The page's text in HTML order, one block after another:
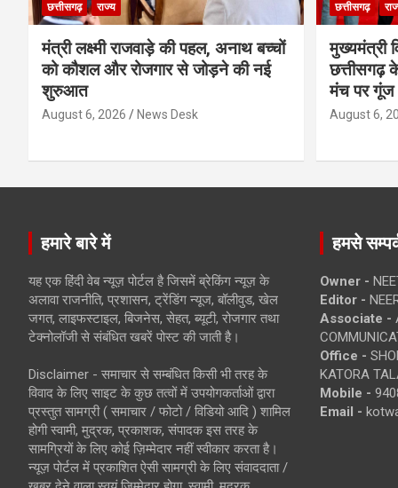
छत्तीसगढ़ राज्य
मंत्री लक्ष्मी राजवाड़े की पहल, अनाथ बच्चों
को कौशल और रोजगार से जोड़ने की नई
शुरुआत
August 6, 2026 News Desk
छत्तीसगढ़
मुख्यमंत्री
छत्तीसगढ़
मंच पर गूंज
August 6,
हमारे बारे में
यह एक हिंदी वेब न्यूज़ पोर्टल है जिसमें ब्रेकिंग न्यूज़ के
अलावा राजनीति, प्रशासन, ट्रेंडिंग न्यूज, बॉलीवुड, खेल
जगत, लाइफस्टाइल, बिजनेस, सेहत, ब्यूटी, रोजगार तथा
टेक्नोलॉजी से संबंधित खबरें पोस्ट की जाती है।
Disclaimer - समाचार से सम्बंधित किसी भी तरह के
विवाद के लिए साइट के कुछ तत्वों में उपयोगकर्ताओं द्वारा
प्रस्तुत सामग्री ( समाचार / फोटो / विडियो आदि ) शामिल
होगी स्वामी, मुद्रक, प्रकाशक, संपादक इस तरह के
सामग्रियों के लिए कोई ज़िम्मेदार नहीं स्वीकार करता है।
न्यूज़ पोर्टल में प्रकाशित ऐसी सामग्री के लिए संवाददाता /
हमसे
Owner -
Editor -
Associate -
Office -
KATORA
Mobile -
Email -